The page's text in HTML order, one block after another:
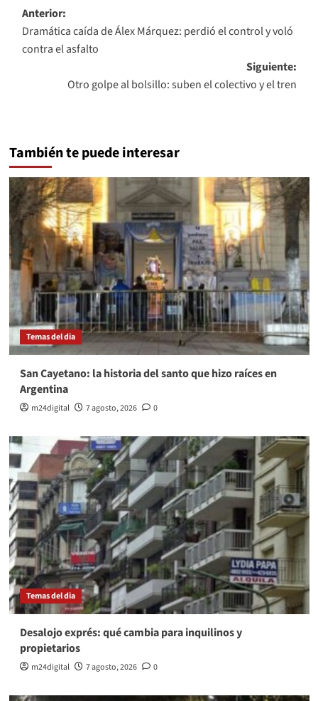
Navegación
de
entradas
Anterior:
Dramática caída de Álex Márquez: perdió el control y voló
contra el asfalto
Siguiente:
Otro golpe al bolsillo: suben el colectivo y el tren
También te puede interesar
Temas del dia
San Cayetano: la historia del santo que hizo raíces en
Argentina
m24digital 7 agosto, 2026 0
Temas del dia
Desalojo exprés: qué cambia para inquilinos y
propietarios
m24digital 7 agosto, 2026 0